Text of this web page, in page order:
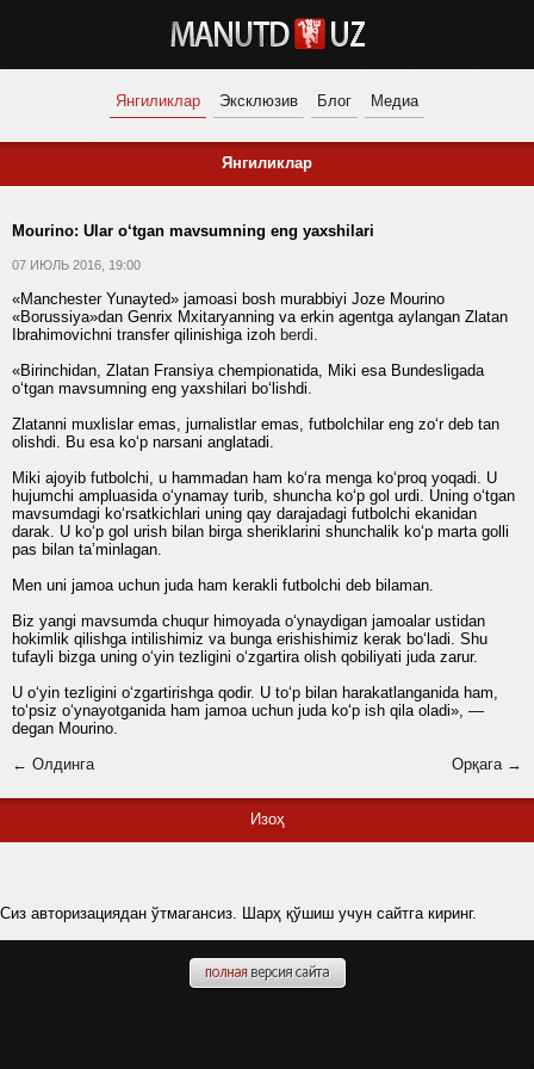
Янгиликлар Эксклюзив Блог Медиа
Янгиликлар
Mourino: Ular o‘tgan mavsumning eng yaxshilari
07 ИЮЛЬ 2016, 19:00
«Manchester Yunayted» jamoasi bosh murabbiyi Joze Mourino
«Borussiya»dan Genrix Mxitaryanning va erkin agentga aylangan Zlatan
Ibrahimovichni transfer qilinishiga izoh berdi.
«Birinchidan, Zlatan Fransiya chempionatida, Miki esa Bundesligada
o‘tgan mavsumning eng yaxshilari bo‘lishdi.
Zlatanni muxlislar emas, jurnalistlar emas, futbolchilar eng zo‘r deb tan
olishdi. Bu esa ko‘p narsani anglatadi.
Miki ajoyib futbolchi, u hammadan ham ko‘ra menga ko‘proq yoqadi. U
hujumchi ampluasida o‘ynamay turib, shuncha ko‘p gol urdi. Uning o‘tgan
mavsumdagi ko‘rsatkichlari uning qay darajadagi futbolchi ekanidan
darak. U ko‘p gol urish bilan birga sheriklarini shunchalik ko‘p marta golli
pas bilan ta’minlagan.
Men uni jamoa uchun juda ham kerakli futbolchi deb bilaman.
Biz yangi mavsumda chuqur himoyada o‘ynaydigan jamoalar ustidan
hokimlik qilishga intilishimiz va bunga erishishimiz kerak bo‘ladi. Shu
tufayli bizga uning o‘yin tezligini o‘zgartira olish qobiliyati juda zarur.
U o‘yin tezligini o‘zgartirishga qodir. U to‘p bilan harakatlanganida ham,
to‘psiz o‘ynayotganida ham jamoa uchun juda ko‘p ish qila oladi», —
degan Mourino.
← Олдинга
Орқага →
Изоҳ
Сиз авторизациядан ўтмагансиз. Шарҳ қўшиш учун сайтга киринг.